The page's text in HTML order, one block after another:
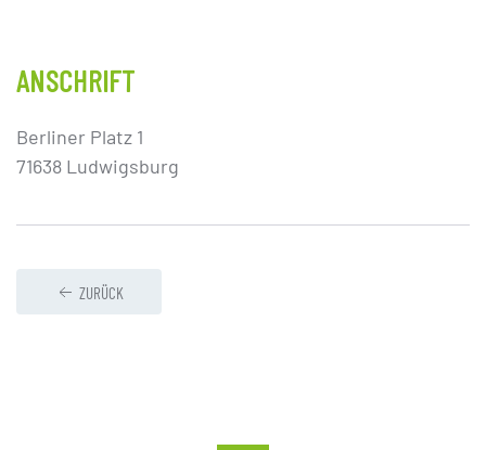
ANSCHRIFT
Berliner Platz 1
71638 Ludwigsburg
ZURÜCK